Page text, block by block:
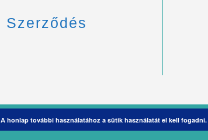
Szerződés
A honlap további használatához a sütik használatát el kell fogadni.